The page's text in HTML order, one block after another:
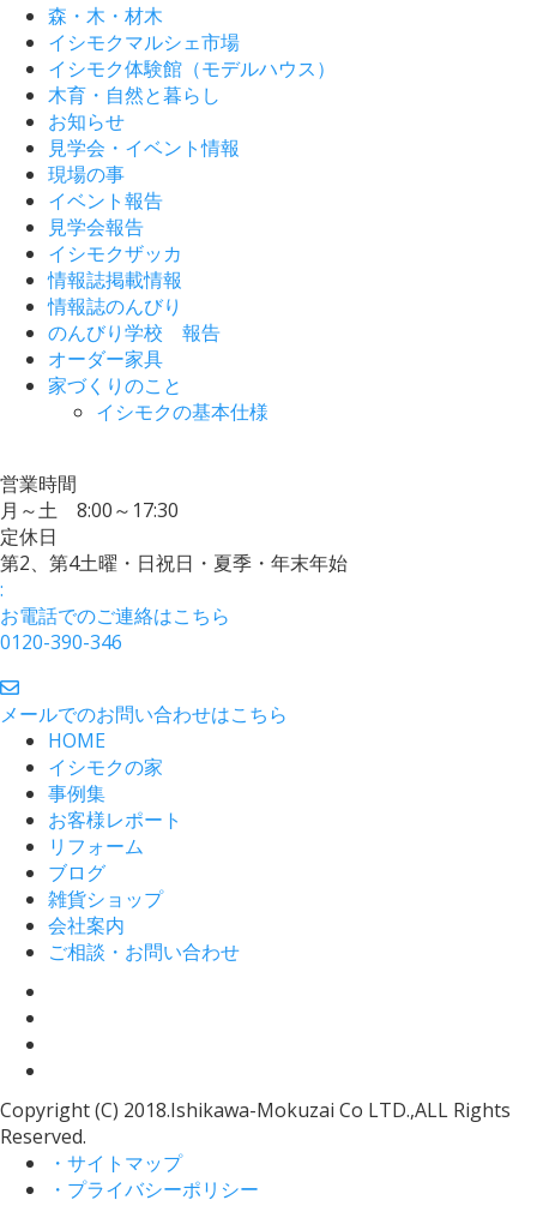
森・木・材木
イシモクマルシェ市場
イシモク体験館（モデルハウス）
木育・自然と暮らし
お知らせ
見学会・イベント情報
現場の事
イベント報告
見学会報告
イシモクザッカ
情報誌掲載情報
情報誌のんびり
のんびり学校 報告
オーダー家具
家づくりのこと
イシモクの基本仕様
営業時間
月～土 8:00～17:30
定休日
第2、第4土曜・日祝日・夏季・年末年始
:
お電話でのご連絡はこちら
0120-390-346
メールでのお問い合わせはこちら
HOME
イシモクの家
事例集
お客様レポート
リフォーム
ブログ
雑貨ショップ
会社案内
ご相談・お問い合わせ
Copyright (C) 2018.Ishikawa-Mokuzai Co LTD.,ALL Rights
Reserved.
・サイトマップ
・プライバシーポリシー